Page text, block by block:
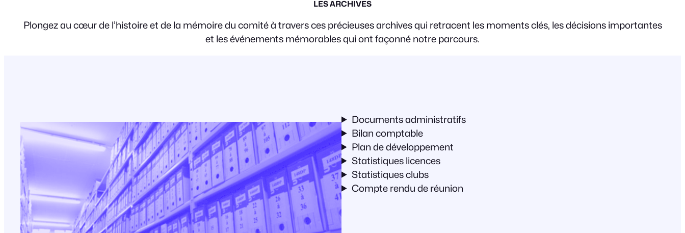
LES ARCHIVES
Plongez au cœur de l’histoire et de la mémoire du comité à travers ces précieuses archives qui retracent les moments clés, les décisions importantes
et les événements mémorables qui ont façonné notre parcours.
Documents administratifs
Bilan comptable
Plan de développement
Statistiques licences
Statistiques clubs
Compte rendu de réunion